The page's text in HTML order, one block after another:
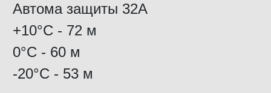
Автома защиты 32А
+10°C - 72 м
0°C - 60 м
-20°C - 53 м